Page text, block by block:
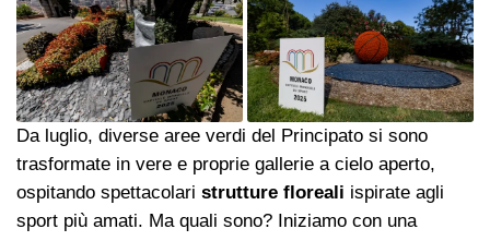
Da luglio, diverse aree verdi del Principato si sono
trasformate in vere e proprie gallerie a cielo aperto,
ospitando spettacolari strutture floreali ispirate agli
sport più amati. Ma quali sono? Iniziamo con una